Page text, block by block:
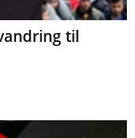
til